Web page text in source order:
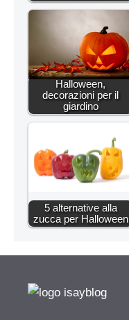
Halloween,
decorazioni per il
giardino
5 alternative alla
zucca per Halloween